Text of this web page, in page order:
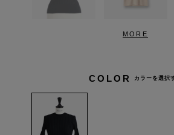
MORE
COLOR カラーを選択